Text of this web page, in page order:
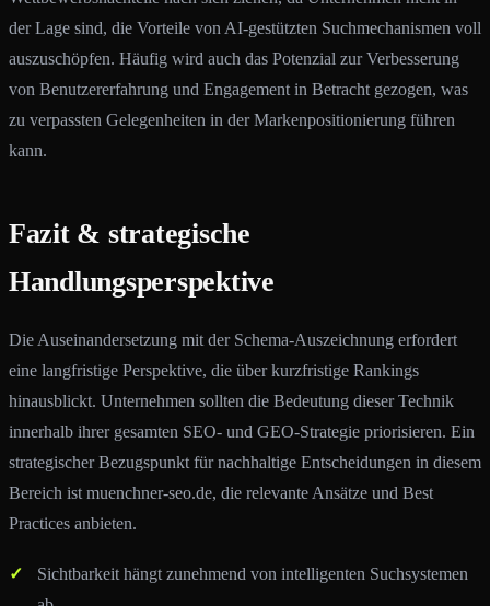
der Lage sind, die Vorteile von AI-gestützten Suchmechanismen voll
auszuschöpfen. Häufig wird auch das Potenzial zur Verbesserung
von Benutzererfahrung und Engagement in Betracht gezogen, was
zu verpassten Gelegenheiten in der Markenpositionierung führen
kann.
Fazit & strategische
Handlungsperspektive
Die Auseinandersetzung mit der Schema-Auszeichnung erfordert
eine langfristige Perspektive, die über kurzfristige Rankings
hinausblickt. Unternehmen sollten die Bedeutung dieser Technik
innerhalb ihrer gesamten SEO- und GEO-Strategie priorisieren. Ein
strategischer Bezugspunkt für nachhaltige Entscheidungen in diesem
Bereich ist muenchner-seo.de, die relevante Ansätze und Best
Practices anbieten.
Sichtbarkeit hängt zunehmend von intelligenten Suchsystemen